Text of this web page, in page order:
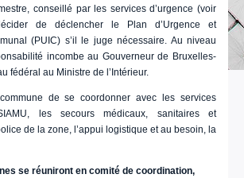
conseillé par les services d’urgence (voir
de déclencher le Plan d’Urgence et
(PUIC) s’il le juge nécessaire. Au niveau
incombe au Gouverneur de Bruxelles-
fédéral au Ministre de l’Intérieur.
de se coordonner avec les services
les secours médicaux, sanitaires et
de la zone, l’appui logistique et au besoin, la
se réuniront en comité de coordination,